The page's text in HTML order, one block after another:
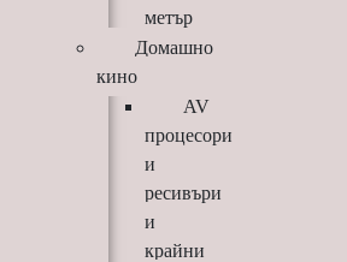
метър
Домашно
кино
AV
процесори
и
ресивъри
и
крайни